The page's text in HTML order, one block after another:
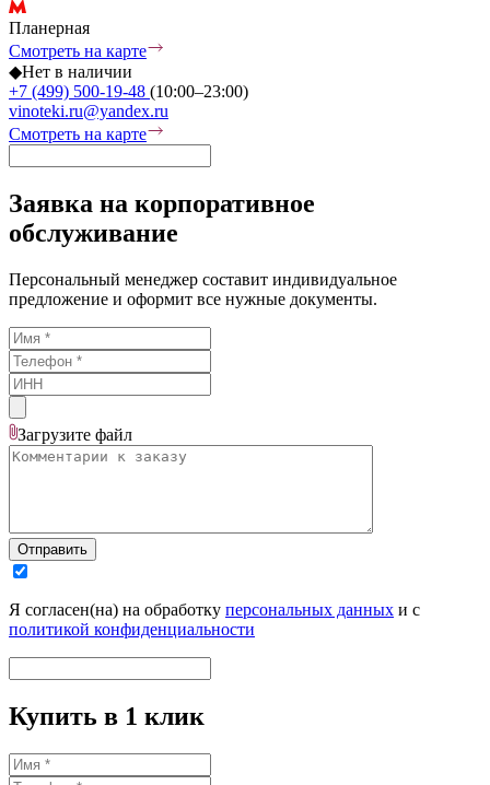
Планерная
Смотреть на карте
◆Нет в наличии
+7 (499) 500-19-48 (10:00–23:00)
vinoteki.ru@yandex.ru
Смотреть на карте
Заявка на корпоративное
обслуживание
Персональный менеджер составит индивидуальное
предложение и оформит все нужные документы.
Загрузите файл
Отправить
Я согласен(на) на обработку персональных данных и с
политикой конфиденциальности
Купить в 1 клик